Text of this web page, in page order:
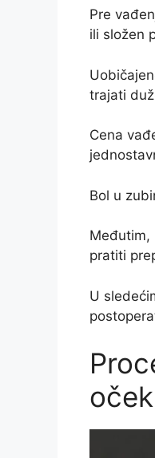
Pre
ili složen
trajati
Cena
Bol u
Međutim,
pratiti
U